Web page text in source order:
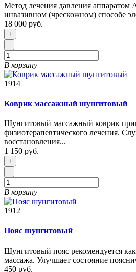
Метод лечения давления аппаратом
инвазивном (чрескожном) способе
18 000 руб.
+
-
В корзину
1914
Коврик массажный шунгитовый
Шунгитовый массажный коврик
физиотерапевтического лечения.
восстановления...
1 150 руб.
+
-
В корзину
1912
Пояс шунгитовый
Шунгитовый пояс рекомендуется
массажа. Улучшает состояние
450 руб.